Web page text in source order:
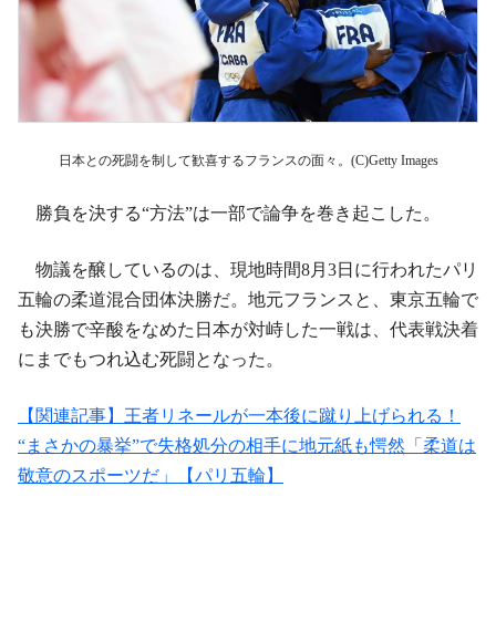
日本との死闘を制して歓喜するフランスの面々。(C)Getty Images
勝負を決する“方法”は一部で論争を巻き起こした。
物議を醸しているのは、現地時間8月3日に行われたパリ
五輪の柔道混合団体決勝だ。地元フランスと、東京五輪で
も決勝で辛酸をなめた日本が対峙した一戦は、代表戦決着
にまでもつれ込む死闘となった。
【関連記事】王者リネールが一本後に蹴り上げられる！
“まさかの暴挙”で失格処分の相手に地元紙も愕然「柔道は
敬意のスポーツだ」【パリ五輪】